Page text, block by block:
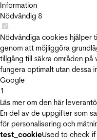
Information
Nödvändig 8
Nödvändiga cookies hjälper
genom att möjliggöra
tillgång till säkra områden
fungera optimalt utan dessa
Google
1
Läs mer om den här
En del av de uppgifter som
för personalisering och
test_cookieUsed to check